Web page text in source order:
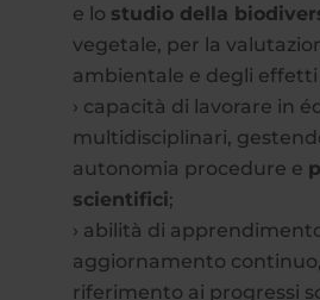
e lo studio della
vegetale, per la
ambientale e degli effetti
› capacità di lavorare in
multidisciplinari,
autonomia procedure e
scientifici;
› abilità di
aggiornamento
riferimento ai progressi